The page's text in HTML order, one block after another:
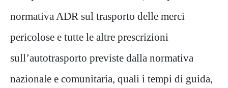
normativa ADR sul trasporto delle merci
pericolose e tutte le altre prescrizioni
sull’autotrasporto previste dalla normativa
nazionale e comunitaria, quali i tempi di guida,